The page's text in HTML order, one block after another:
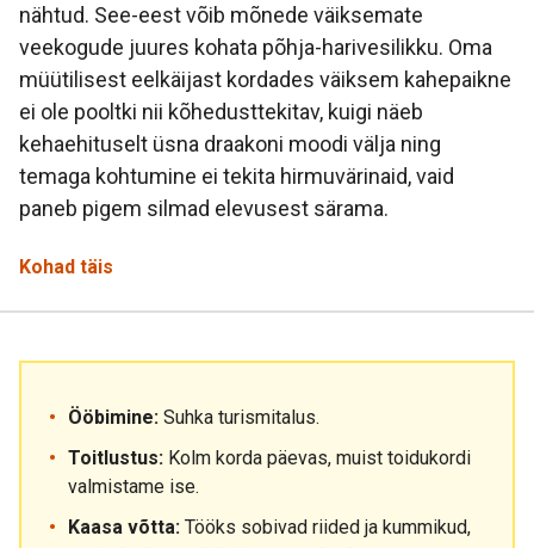
nähtud. See-eest võib mõnede väiksemate
veekogude juures kohata põhja-harivesilikku. Oma
müütilisest eelkäijast kordades väiksem kahepaikne
ei ole pooltki nii kõhedusttekitav, kuigi näeb
kehaehituselt üsna draakoni moodi välja ning
temaga kohtumine ei tekita hirmuvärinaid, vaid
paneb pigem silmad elevusest särama.
Kohad täis
Ööbimine: Suhka turismitalus.
Toitlustus: Kolm korda päevas, muist toidukordi
valmistame ise.
Kaasa võtta: Tööks sobivad riided ja kummikud,